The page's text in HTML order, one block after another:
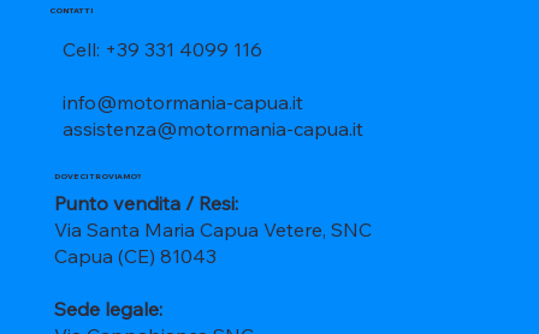
CONTATTI
Cell: +39 331 4099 116
info@motormania-capua.it
assistenza@motormania-capua.it
DOVE CI TROVIAMO?
Punto vendita / Resi:
Via Santa Maria Capua Vetere, SNC
Capua (CE) 81043
Sede legale: